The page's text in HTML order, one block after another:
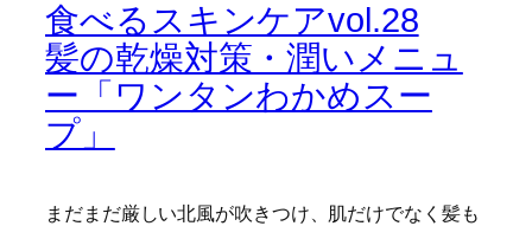
食べるスキンケアvol.28
髪の乾燥対策・潤いメニュ
ー「ワンタンわかめスー
プ」
まだまだ厳しい北風が吹きつけ、肌だけでなく髪も